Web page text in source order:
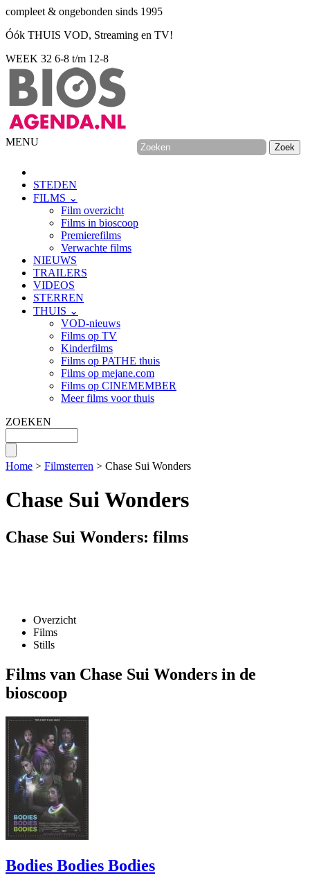
compleet & ongebonden sinds 1995
Óók THUIS VOD, Streaming en TV!
WEEK 32 6-8 t/m 12-8
MENU
STEDEN
FILMS ⌄
Film overzicht
Films in bioscoop
Premierefilms
Verwachte films
NIEUWS
TRAILERS
VIDEOS
STERREN
THUIS ⌄
VOD-nieuws
Films op TV
Kinderfilms
Films op PATHE thuis
Films op mejane.com
Films op CINEMEMBER
Meer films voor thuis
ZOEKEN
Home > Filmsterren > Chase Sui Wonders
Chase Sui Wonders
Chase Sui Wonders: films
Overzicht
Films
Stills
Films van Chase Sui Wonders in de
bioscoop
Bodies Bodies Bodies